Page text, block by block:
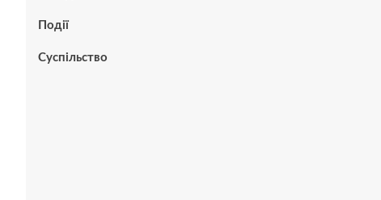
Події
Суспільство